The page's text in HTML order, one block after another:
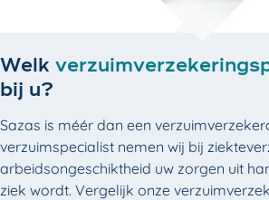
Welk
bij u?
Sazas is méér dan een
verzuimspecialist nemen wij bij
arbeidsongeschiktheid uw zorgen uit
ziek wordt. Vergelijk onze